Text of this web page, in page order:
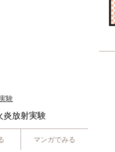
炎放射実験
マンガでみる